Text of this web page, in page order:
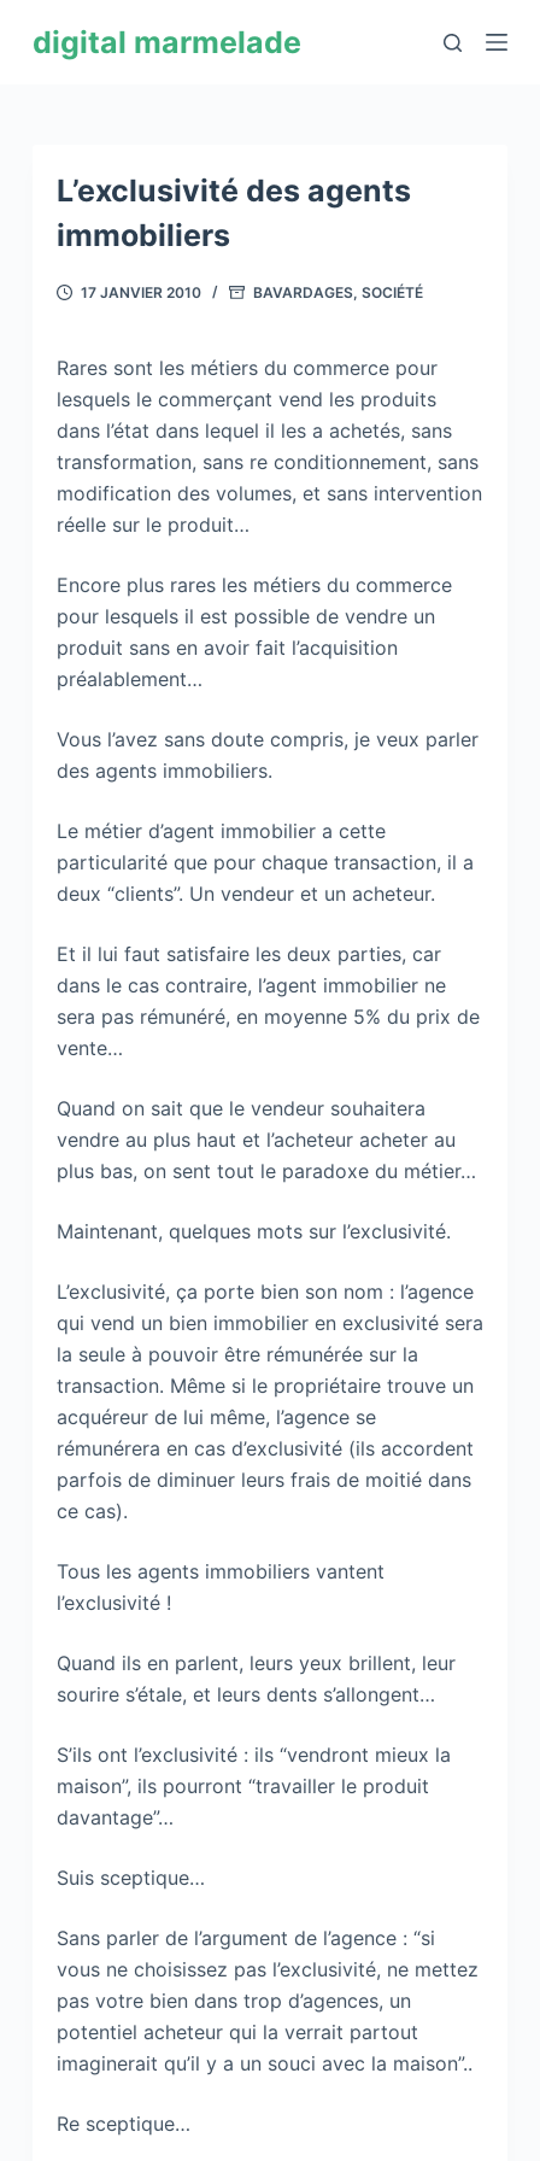
digital marmelade
L’exclusivité des agents
immobiliers
17 JANVIER 2010 BAVARDAGES, SOCIÉTÉ
Rares sont les métiers du commerce pour
lesquels le commerçant vend les produits
dans l’état dans lequel il les a achetés, sans
transformation, sans re conditionnement, sans
modification des volumes, et sans intervention
réelle sur le produit…
Encore plus rares les métiers du commerce
pour lesquels il est possible de vendre un
produit sans en avoir fait l’acquisition
préalablement…
Vous l’avez sans doute compris, je veux parler
des agents immobiliers.
Le métier d’agent immobilier a cette
particularité que pour chaque transaction, il a
deux “clients”. Un vendeur et un acheteur.
Et il lui faut satisfaire les deux parties, car
dans le cas contraire, l’agent immobilier ne
sera pas rémunéré, en moyenne 5% du prix de
vente…
Quand on sait que le vendeur souhaitera
vendre au plus haut et l’acheteur acheter au
plus bas, on sent tout le paradoxe du métier…
Maintenant, quelques mots sur l’exclusivité.
L’exclusivité, ça porte bien son nom : l’agence
qui vend un bien immobilier en exclusivité sera
la seule à pouvoir être rémunérée sur la
transaction. Même si le propriétaire trouve un
acquéreur de lui même, l’agence se
rémunérera en cas d’exclusivité (ils accordent
parfois de diminuer leurs frais de moitié dans
ce cas).
Tous les agents immobiliers vantent
l’exclusivité !
Quand ils en parlent, leurs yeux brillent, leur
sourire s’étale, et leurs dents s’allongent…
S’ils ont l’exclusivité : ils “vendront mieux la
maison”, ils pourront “travailler le produit
davantage”…
Suis sceptique…
Sans parler de l’argument de l’agence : “si
vous ne choisissez pas l’exclusivité, ne mettez
pas votre bien dans trop d’agences, un
potentiel acheteur qui la verrait partout
imaginerait qu’il y a un souci avec la maison”..
Re sceptique…